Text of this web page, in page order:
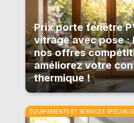
Prix porte fenêtre
vitrage avec pose :
nos offres
améliorez votre
thermique !
ÉQUIPEMENTS ET SERVICES